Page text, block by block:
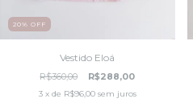
20% OFF
Vestido Eloá
R$360,00 R$288,00
3 x de R$96,00 sem juros